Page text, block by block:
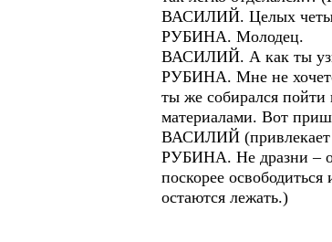
ВАСИЛИЙ. Целых
РУБИНА. Молодец.
ВАСИЛИЙ. А как ты
РУБИНА. Мне не
ты же собирался пойти
материалами. Вот
ВАСИЛИЙ (привлекает
РУБИНА. Не дразни –
поскорее
остаются лежать.)